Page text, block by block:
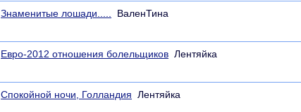
Знаменитые лошади..... ВаленТина
Евро-2012 отношения болельщиков Лентяйка
Спокойной ночи, Голландия Лентяйка